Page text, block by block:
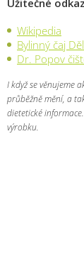
Wikipedia
Bylinný čaj
Dr. Popov
I když se věnujeme
průběžně mění, a
dietetické
výrobku.